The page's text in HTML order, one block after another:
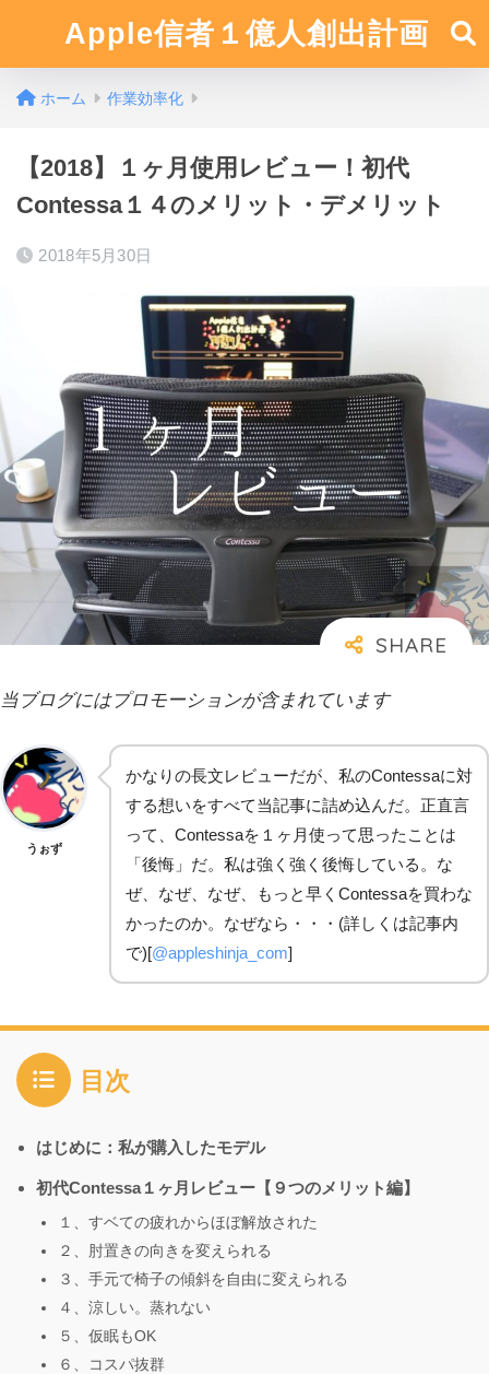
Apple信者１億人創出計画
ホーム 作業効率化
【2018】１ヶ月使用レビュー！初代
Contessa１４のメリット・デメリット
2018年5月30日
当ブログにはプロモーションが含まれています
うぉず
かなりの長文レビューだが、私のContessaに対
する想いをすべて当記事に詰め込んだ。正直言
って、Contessaを１ヶ月使って思ったことは
「後悔」だ。私は強く強く後悔している。な
ぜ、なぜ、なぜ、もっと早くContessaを買わな
かったのか。なぜなら・・・(詳しくは記事内
で)[@appleshinja_com]
目次
はじめに：私が購入したモデル
初代Contessa１ヶ月レビュー【９つのメリット編】
１、すベての疲れからほぼ解放された
２、肘置きの向きを変えられる
３、手元で椅子の傾斜を自由に変えられる
４、涼しい。蒸れない
５、仮眠もOK
６、コスパ抜群